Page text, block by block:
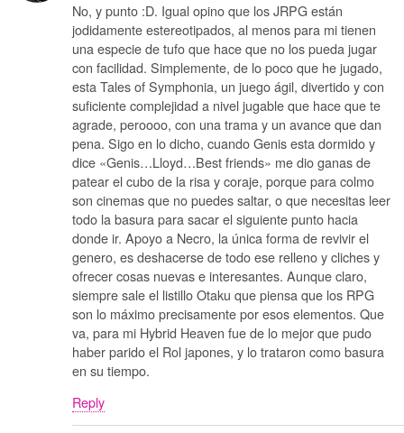
No, y punto :D. Igual opino que los JRPG están
jodidamente estereotipados, al menos para mi tienen
una especie de tufo que hace que no los pueda jugar
con facilidad. Simplemente, de lo poco que he jugado,
esta Tales of Symphonia, un juego ágil, divertido y con
suficiente complejidad a nivel jugable que hace que te
agrade, peroooo, con una trama y un avance que dan
pena. Sigo en lo dicho, cuando Genis esta dormido y
dice «Genis…Lloyd…Best friends» me dio ganas de
patear el cubo de la risa y coraje, porque para colmo
son cinemas que no puedes saltar, o que necesitas leer
todo la basura para sacar el siguiente punto hacia
donde ir. Apoyo a Necro, la única forma de revivir el
genero, es deshacerse de todo ese relleno y cliches y
ofrecer cosas nuevas e interesantes. Aunque claro,
siempre sale el listillo Otaku que piensa que los RPG
son lo máximo precisamente por esos elementos. Que
va, para mi Hybrid Heaven fue de lo mejor que pudo
haber parido el Rol japones, y lo trataron como basura
en su tiempo.
Reply